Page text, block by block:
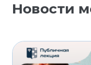
Новости